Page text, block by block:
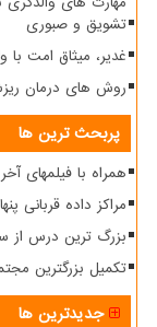
تشویق و صبوری
غدیر، میثاق امت با
روش های درمان
پربحث ترین ها
همراه با فیلمهای
مراکز داده قربانی
بزرگ ترین درس از
تکمیل بزرگترین
جدیدترین ها